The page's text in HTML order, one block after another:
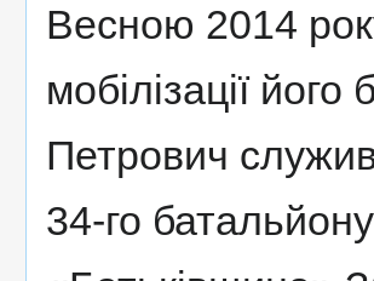
Весною 2014
мобілізації
Петрович
34-го